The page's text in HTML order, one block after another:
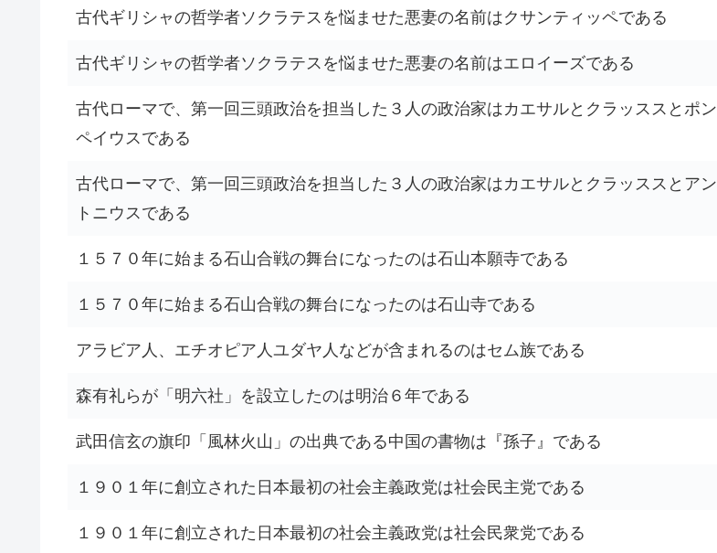
古代ギリシャの哲学者ソクラテスを悩ませた悪妻の名前はクサンティッペである
古代ギリシャの哲学者ソクラテスを悩ませた悪妻の名前はエロイーズである
古代ローマで、第一回三頭政治を担当した３人の政治家はカエサルとクラッススとポン
ペイウスである
古代ローマで、第一回三頭政治を担当した３人の政治家はカエサルとクラッススとアン
トニウスである
１５７０年に始まる石山合戦の舞台になったのは石山本願寺である
１５７０年に始まる石山合戦の舞台になったのは石山寺である
アラビア人、エチオピア人ユダヤ人などが含まれるのはセム族である
森有礼らが「明六社」を設立したのは明治６年である
武田信玄の旗印「風林火山」の出典である中国の書物は『孫子』である
１９０１年に創立された日本最初の社会主義政党は社会民主党である
１９０１年に創立された日本最初の社会主義政党は社会民衆党である